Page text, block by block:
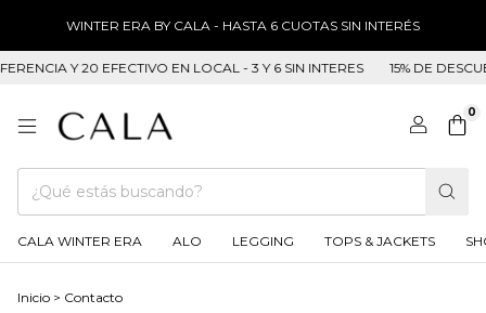
WINTER ERA BY CALA - HASTA 6 CUOTAS SIN INTERÉS
Y 20 EFECTIVO EN LOCAL - 3 Y 6 SIN INTERES 15% DE
0
CALA WINTER ERA ALO LEGGING TOPS & JACKETS
Inicio > Contacto